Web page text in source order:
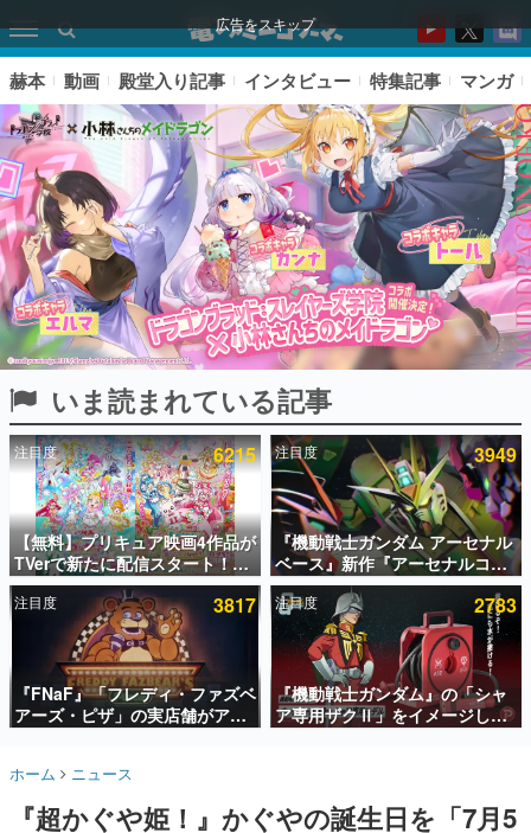
広告をスキップ
ピックアップ
電ファミのいま読まれている記事ランキング
アプリセール情報
インタビュー
連載・特集一覧
殿堂入り記事
SNS拡散数が数千以上！ ページビュー数万以上！ などな
ど。多くの人々に読まれた、電ファミ渾身の“殿堂入り”記
事をまとめました。
名作ゲームクリエイターの方々に製作時のエピソードをお
きます。
赫本 動画 殿堂入り記事 インタビュー 特集記事 マンガ
いま読まれている記事
注目度 6215
【無料】プリキュア映画4作品が
TVerで新たに配信スタート！な
んと2018年～2024年の映画ほぼ
すべてが見放題に、ぶっちゃけ
ありえないラインナップ
注目度 3949
『機動戦士ガンダム アーセナル
ベース』新作『アーセナルコマ
ンダー』発表！8月28日からオ
ープンベータテスト開催、2027
年2月下旬に稼働予定
注目度 3817
『FNaF』「フレディ・ファズベ
アーズ・ピザ」の実店舗がアメ
リカの商業施設「American
ScottGamesとの共同開発、食
没入型のホラー体験も楽しめる
注目度 2783
『機動戦士ガンダム』の「シャ
ア専用ザクⅡ」をイメージした
散水ホースリールが予約開始。
ム、型式番号などを配置
ホーム ニュース
『超かぐや姫！』かぐやの誕生日を「7月5